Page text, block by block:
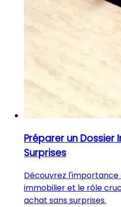
Préparer un Dossier
Surprises
Découvrez l'importance
immobilier et le rôle
achat sans surprises.